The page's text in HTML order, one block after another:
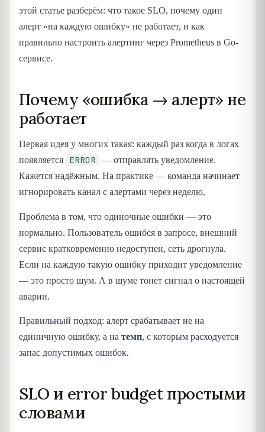
этой статье разберём: что такое SLO, почему один
алерт «на каждую ошибку» не работает, и как
правильно настроить алертинг через Prometheus в Go-
сервисе.
Почему «ошибка → алерт» не
работает
Первая идея у многих такая: каждый раз когда в логах
появляется
ERROR
— отправлять уведомление.
Кажется надёжным. На практике — команда начинает
игнорировать канал с алертами через неделю.
Проблема в том, что одиночные ошибки — это
нормально. Пользователь ошибся в запросе, внешний
сервис кратковременно недоступен, сеть дрогнула.
Если на каждую такую ошибку приходит уведомление
— это просто шум. А в шуме тонет сигнал о настоящей
аварии.
Правильный подход: алерт срабатывает не на
единичную ошибку, а на темп, с которым расходуется
запас допустимых ошибок.
SLO и error budget простыми
словами